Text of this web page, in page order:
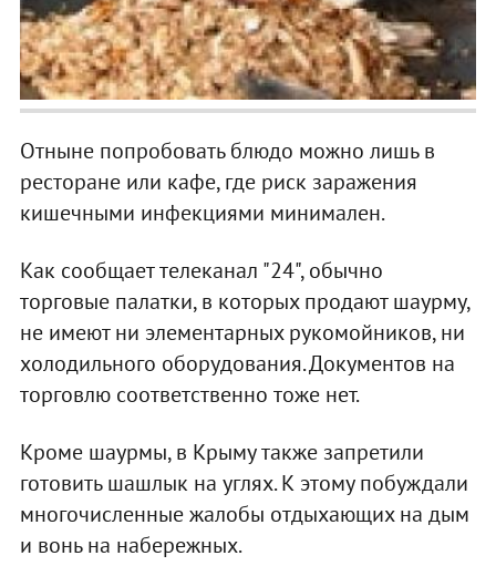
Отныне попробовать блюдо можно лишь в
ресторане или кафе, где риск заражения
кишечными инфекциями минимален.
Как сообщает телеканал "24", обычно
торговые палатки, в которых продают шаурму,
не имеют ни элементарных рукомойников, ни
холодильного оборудования. Документов на
торговлю соответственно тоже нет.
Кроме шаурмы, в Крыму также запретили
готовить шашлык на углях. К этому побуждали
многочисленные жалобы отдыхающих на дым
и вонь на набережных.